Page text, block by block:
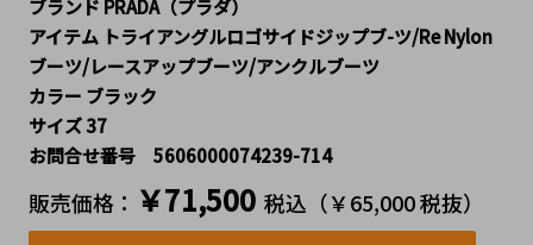
ブランド PRADA（プラダ）
アイテム トライアングルロゴサイドジップブ-ツ/Re Nylon
ブーツ/レースアップブーツ/アンクルブーツ
カラー ブラック
サイズ 37
お問合せ番号 5606000074239-714
販売価格： ￥71,500 税込（￥65,000 税抜）